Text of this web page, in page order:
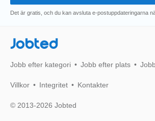
Det är gratis, och du kan avsluta e-postuppdateringarna
Jobted
Jobb efter kategori Jobb efter plats
Villkor Integritet Kontakter
© 2013-2026 Jobted